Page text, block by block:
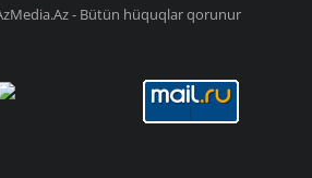
- Bütün hüquqlar qorunur